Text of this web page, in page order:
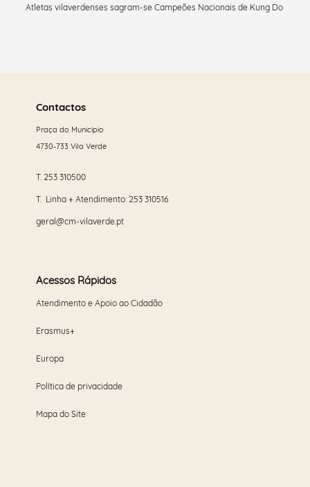
Atletas vilaverdenses sagram-se Campeões Nacionais de Kung Do
maisContactos
Praça do Município
4730-733 Vila Verde
T. 253 310500
T. Linha + Atendimento: 253 310516
geral@cm-vilaverde.pt
Acessos Rápidos
Atendimento e Apoio ao Cidadão
Erasmus+
Europa
Política de privacidade
Mapa do Site